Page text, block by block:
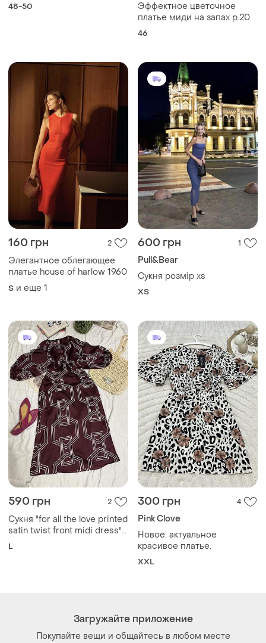
48-50
Эффектное цветочное
платье миди на запах р.20
46
160 грн 2
Элегантное облегающее
платье house of harlow 1960
S и еще 1
600 грн 1
Pull&Bear
Сукня розмір xs
ХS
590 грн 2
Сукня "for all the love printed
satin twist front midi dress"
має v-подібний виріз та
L
300 грн 4
Pink Clove
Новое. актуальное
красивое платье.
XXL
Загружайте приложение
Покупайте вещи и общайтесь в любом месте